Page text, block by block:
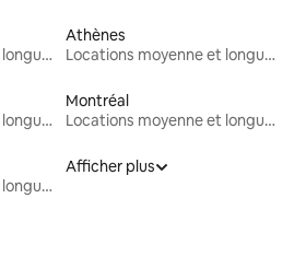
Locations moyenne et longue durée
Athènes
Locations moyenne et longue durée
Locations moyenne et longue durée
Montréal
Locations moyenne et longue durée
Locations moyenne et longue durée
Afficher plus